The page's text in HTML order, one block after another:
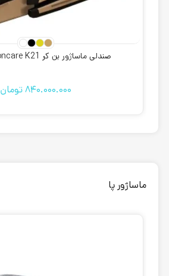
صندلی ماساژور بن کر Boncare K21 تبلت دار
840.000.000تومان
ماساژور پا